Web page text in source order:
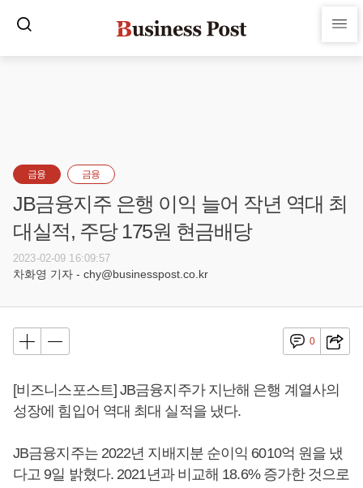
금융 금융
JB금융지주 은행 이익 늘어 작년 역대 최
대실적, 주당 175원 현금배당
2023-02-09 16:09:57
차화영 기자 - chy@businesspost.co.kr
0
[비즈니스포스트] JB금융지주가 지난해 은행 계열사의
성장에 힘입어 역대 최대 실적을 냈다.
JB금융지주는 2022년 지배지분 순이익 6010억 원을 냈
다고 9일 밝혔다. 2021년과 비교해 18.6% 증가한 것으로